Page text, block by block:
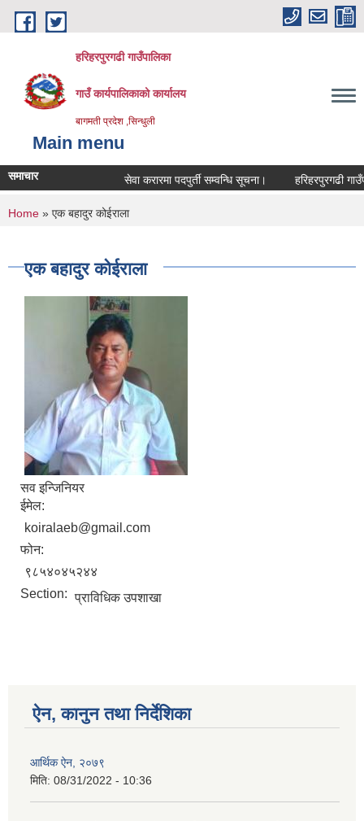
Skip to main content
हरिहरपुरगढी गाउँपालिका
गाउँ कार्यपालिकाको कार्यालय
बागमती प्रदेश ,सिन्धुली
Main menu
समाचार सेवा करारमा पदपुर्ती सम्वन्धि सूचना। हरिहरपुरगढी
You are here
Home » एक बहादुर कोईराला
एक बहादुर कोईराला
सव इन्जिनियर
ईमेल:
koiralaeb@gmail.com
फोन:
९८५४०४५२४४
Section: प्राविधिक उपशाखा
ऐन, कानुन तथा निर्देशिका
आर्थिक ऐन, २०७९
मिति: 08/31/2022 - 10:36